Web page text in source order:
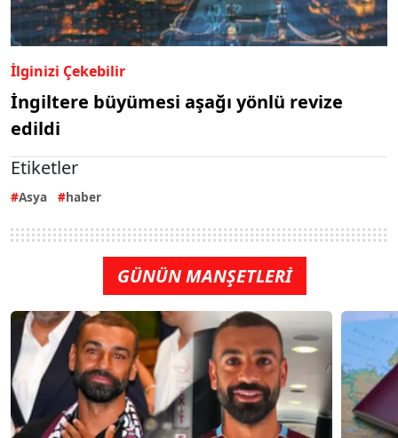
İlginizi Çekebilir
İngiltere büyümesi aşağı yönlü revize
edildi
Etiketler
Asya haber
GÜNÜN MANŞETLERİ